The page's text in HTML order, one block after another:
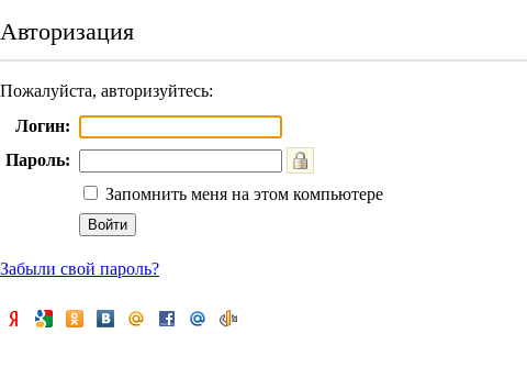
Авторизация
Пожалуйста, авторизуйтесь:
Логин:
Пароль:
Запомнить меня на этом компьютере
Забыли свой пароль?